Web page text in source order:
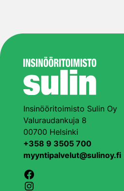
Insinööritoimisto Sulin Oy
Valuraudankuja 8
00700 Helsinki
+358 9 3505 700
myyntipalvelut@sulinoy.fi
Facebook
Instagram